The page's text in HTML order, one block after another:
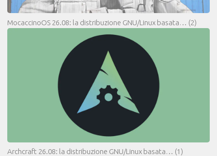
MocaccinoOS 26.08: la distribuzione GNU/Linux basata… (2)
Archcraft 26.08: la distribuzione GNU/Linux basata… (1)